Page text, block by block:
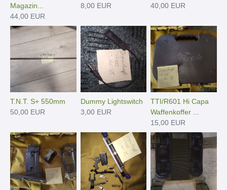
Magazin...
44,00 EUR
8,00 EUR
40,00 EUR
T.N.T. S+ 550mm
50,00 EUR
Dummy Lightswitch
3,00 EUR
TTI/R601 Hi Capa
Waffenkoffer ...
15,00 EUR